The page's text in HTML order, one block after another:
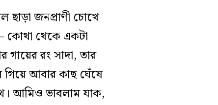
ছাড়া জনপ্রাণী চোখে
কোথা থেকে একটা
রং সাদা, তার
গিয়ে আবার কাছ ঘেঁষে
আমিও ভাবলাম যাক,